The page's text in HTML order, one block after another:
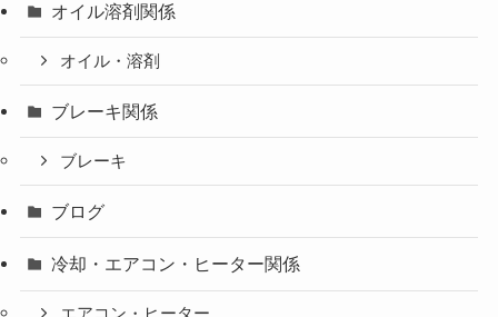
オイル溶剤関係
オイル・溶剤
ブレーキ関係
ブレーキ
ブログ
冷却・エアコン・ヒーター関係